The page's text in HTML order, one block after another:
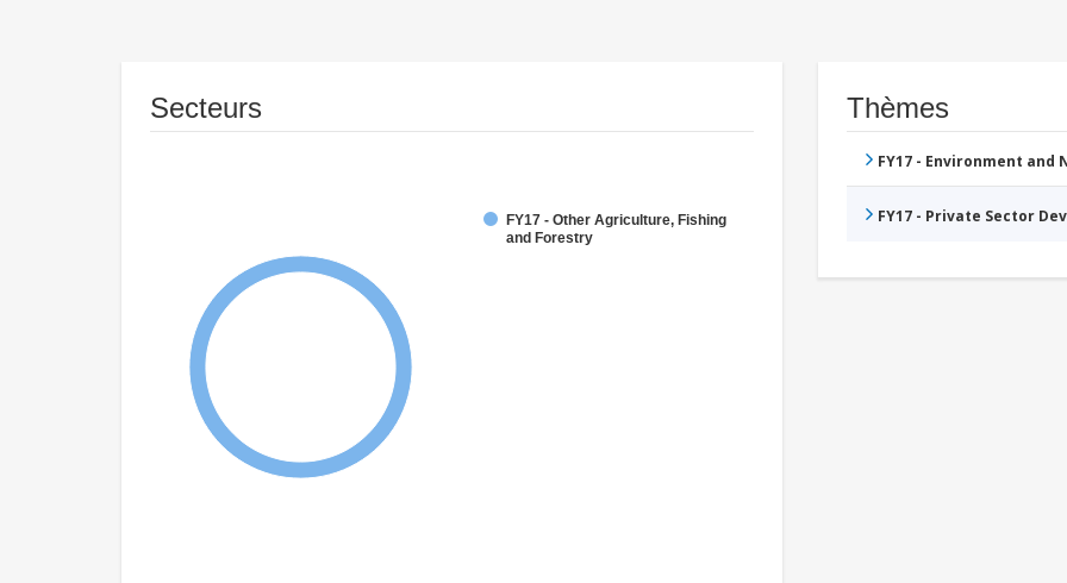
Secteurs
FY17 - Other Agriculture, Fishing
and Forestry
Thèmes
FY17 - Environment
FY17 - Private Sector